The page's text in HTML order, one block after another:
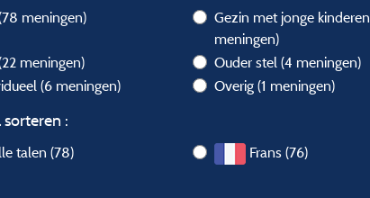
meningen) Gezin met jonge kinderen
meningen)
meningen) Ouder stel (4 meningen)
(6 meningen) Overig (1 meningen)
sorteren :
talen (78) Frans (76)